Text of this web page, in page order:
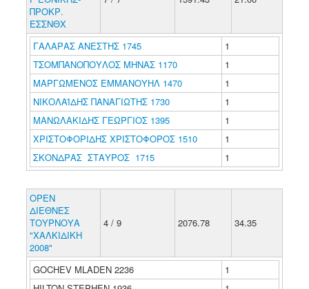
ΠΡΟΚΡ.
ΕΣΣΝΘΧ
ΓΑΛΑΡΑΣ ΑΝΕΣΤΗΣ 1745
1
ΤΣΟΜΠΑΝΟΠΟΥΛΟΣ ΜΗΝΑΣ 1170
1
ΜΑΡΓΩΜΕΝΟΣ ΕΜΜΑΝΟΥΗΛ 1470
1
ΝΙΚΟΛΑΪΔΗΣ ΠΑΝΑΓΙΩΤΗΣ 1730
1
ΜΑΝΩΛΑΚΙΔΗΣ ΓΕΩΡΓΙΟΣ 1395
1
ΧΡΙΣΤΟΦΟΡΙΔΗΣ ΧΡΙΣΤΟΦΟΡΟΣ 1510
1
ΣΚΟΝΔΡΑΣ ΣΤΑΥΡΟΣ 1715
1
ΟΡΕΝ
ΔΙΕΘΝΕΣ
ΤΟΥΡΝΟΥΑ
"ΧΑΛΚΙΔΙΚΗ
2008"
4 / 9 2076.78 34.35
GOCHEV MLADEN 2236
1